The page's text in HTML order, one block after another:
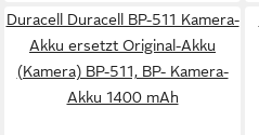
Duracell Duracell BP-511 Kamera-
Akku ersetzt Original-Akku
(Kamera) BP-511, BP- Kamera-
Akku 1400 mAh